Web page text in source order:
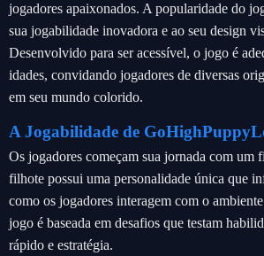
jogadores apaixonados. A popularidade do
sua jogabilidade inovadora e ao seu design
Desenvolvido para ser acessível, o jogo é
idades, convidando jogadores de diversas
em seu mundo colorido.
A Jogabilidade de
Os jogadores começam sua jornada com um
filhote possui uma personalidade única que
como os jogadores interagem com o
jogo é baseada em desafios que testam
rápido e estratégia.